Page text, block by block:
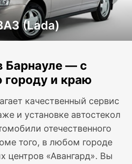
(Lada)
Барнауле — с
городу и краю
качественный сервис
и установке автостекол
отечественного
того, в любом городе
центров «Авангард». Вы